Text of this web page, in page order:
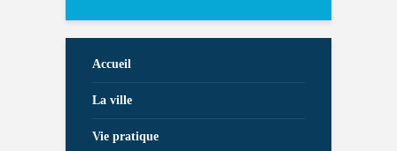
Accueil
La ville
Vie pratique